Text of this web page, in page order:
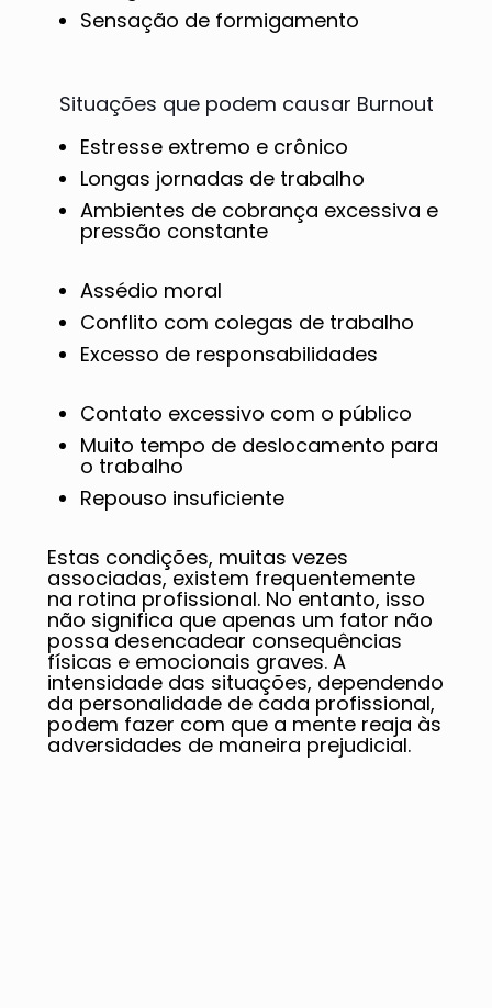
Sensação de formigamento
Situações que podem causar Burnout
Estresse extremo e crônico
Longas jornadas de trabalho
Ambientes de cobrança excessiva e
pressão constante
Assédio moral
Conflito com colegas de trabalho
Excesso de responsabilidades
Contato excessivo com o público
Muito tempo de deslocamento para
o trabalho
Repouso insuficiente
Estas condições, muitas vezes
associadas, existem frequentemente
na rotina profissional. No entanto, isso
não significa que apenas um fator não
possa desencadear consequências
físicas e emocionais graves. A
intensidade das situações, dependendo
da personalidade de cada profissional,
podem fazer com que a mente reaja às
adversidades de maneira prejudicial.